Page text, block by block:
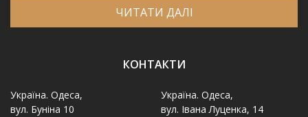
ЧИТАТИ ДАЛІ
КОНТАКТИ
Україна. Одеса,
вул. Буніна 10
Україна. Одеса,
вул. Івана Луценка, 14